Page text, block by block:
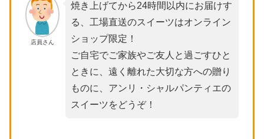
店員さん
焼き上げてから24時間以内にお届けす
る、工場直送のスイーツはオンライン
ショップ限定！
ご自宅でご家族やご友人と過ごすひと
ときに、遠く離れた大切な方への贈り
ものに、アンリ・シャルパンティエの
スイーツをどうぞ！